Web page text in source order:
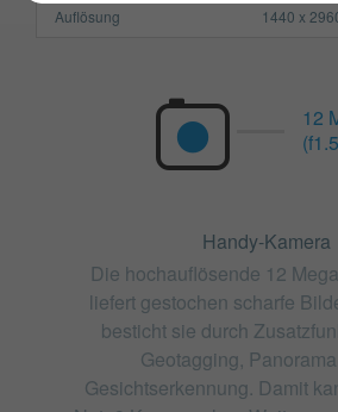
Auflösung
1440 x
12
Handy-Kamera
Die hochauflösende 12
liefert gestochen scharfe
besticht sie durch
Geotagging,
Gesichtserkennung. Damit